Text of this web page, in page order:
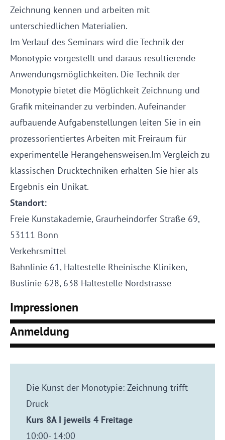
Zeichnung kennen und arbeiten mit
unterschiedlichen Materialien.
Im Verlauf des Seminars wird die Technik der
Monotypie vorgestellt und daraus resultierende
Anwendungsmöglichkeiten. Die Technik der
Monotypie bietet die Möglichkeit Zeichnung und
Grafik miteinander zu verbinden. Aufeinander
aufbauende Aufgabenstellungen leiten Sie in ein
prozessorientiertes Arbeiten mit Freiraum für
experimentelle Herangehensweisen.Im Vergleich zu
klassischen Drucktechniken erhalten Sie hier als
Ergebnis ein Unikat.
Standort:
Freie Kunstakademie, Graurheindorfer Straße 69,
53111 Bonn
Verkehrsmittel
Bahnlinie 61, Haltestelle Rheinische Kliniken,
Buslinie 628, 638 Haltestelle Nordstrasse
Impressionen
Anmeldung
Die Kunst der Monotypie: Zeichnung trifft
Druck
Kurs 8A I jeweils 4 Freitage
10:00- 14:00